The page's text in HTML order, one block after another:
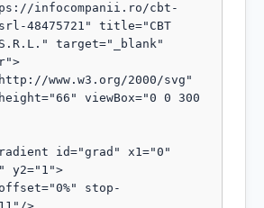
infocompanii.ro/cbt-
48475721" title="CBT
S.R.L." target="_blank"
www.w3.org/2000/svg"
viewBox="0 0 300
y2="1">